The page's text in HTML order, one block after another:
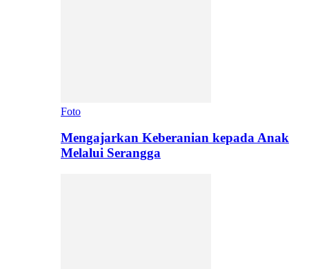
Foto
Mengajarkan Keberanian kepada Anak
Melalui Serangga